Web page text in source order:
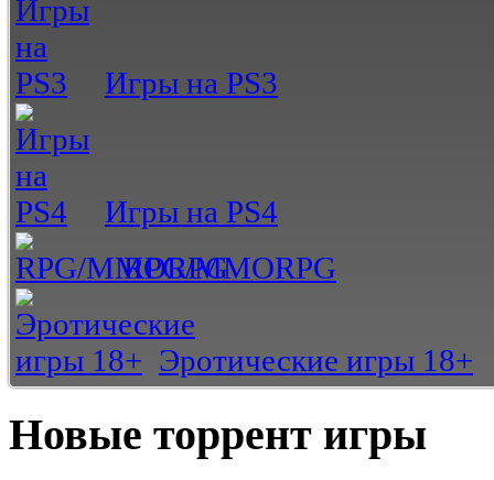
Игры на PS3
Игры на PS4
RPG/MMORPG
Эротические игры 18+
Новые торрент игры